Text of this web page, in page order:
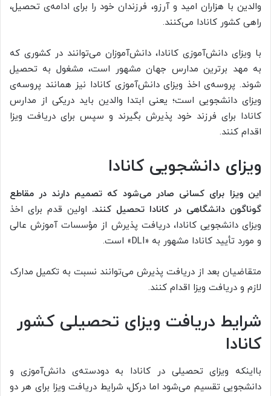
والدین با هزاران امید و آرزو، فرزندان خود را برای ادامه‌ی تحصیل،
راهی کشور کانادا می‌کنند.
با ویزای دانش‌آموزی کانادا، دانش‌آموزان می‌توانند در کشوری که
به مهد برترین مدارس جهان مشهور است، مشغول به تحصیل
شوند. پروسه‌ی اخذ ویزای دانش‌آموزی کانادا نیز همانند پروسه‌ی
ویزای دانشجویی است؛ یعنی ابتدا والدین باید دریکی از مدارس
کانادا برای فرزند خود پذیرش بگیرند و سپس برای دریافت ویزا
اقدام کنند.
ویزای دانشجویی کانادا
این ویزا برای کسانی صادر می‌شود که تصمیم دارند در مقاطع
گوناگون دانشگاهی در کانادا تحصیل کنند. اولین‌ قدم برای اخذ
ویزای دانشجویی کانادا، دریافت پذیرش از مؤسسات آموزش عالی
و مورد تأیید کانادا مشهور به «DLI» است.
متقاضیان بعد از دریافت پذیرش می‌توانند نسبت به تکمیل مدارک
لازم و دریافت ویزا اقدام کنند.
شرایط دریافت ویزای تحصیلی کشور
کانادا
بااینکه ویزای تحصیلی در کانادا به دو‌دسته‌ی دانش‌آموزی و
دانشجویی تقسیم می‌شود اما درکل، شرایط دریافت ویزا برای هر دو